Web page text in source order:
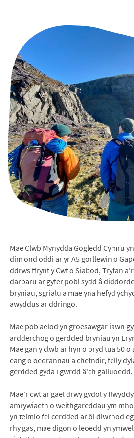
Mae Clwb Mynydda Gogledd Cymru
dim ond oddi ar yr A5 gorllewin o
ddrws ffrynt y Cwt o Siabod, Tryfan
darparu ar gyfer pobl sydd â
bryniau, sgrialu a mae yna hefyd
awyddus ar ddringo.
Mae pob aelod yn groesawgar iawn
ardderchog o gerdded bryniau yn
Mae gan y clwb ar hyn o bryd tua 50
eang o oedrannau a chefndir, felly
gerdded gyda i gwrdd â'ch galluoedd.
Mae'r cwt ar gael drwy gydol y
amrywiaeth o weithgareddau ym
yn teimlo fel cerdded ar ôl diwrnod
rhy gas, mae digon o leoedd yn